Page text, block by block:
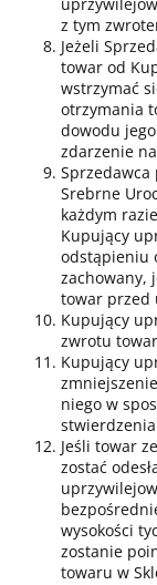
z tym
Jeżeli
towar od
wstrzymać
otrzymania
dowodu
zdarzenie
Srebrne
każdym
Kupujący
odstąpieniu
zachowany,
towar przed
Kupujący
zwrotu
Kupujący
niego w
Jeśli towar
zostać
wysokości
zostanie
towaru w